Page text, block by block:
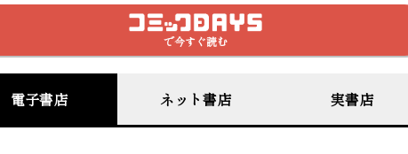
で今すぐ読む
電子書店 ネット書店 実書店